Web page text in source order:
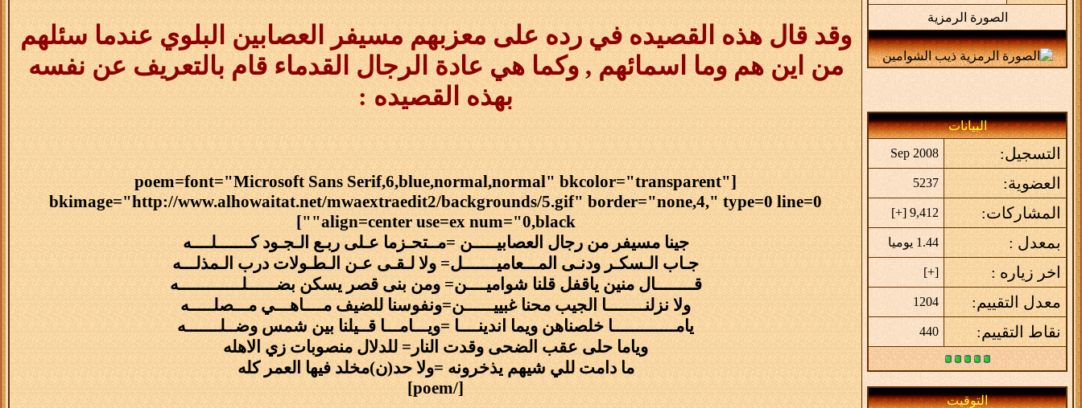
الصورة الرمزية
البيانات
التسجيل: Sep 2008
العضوية: 5237
المشاركات: 9,412 [
+
]
بمعدل : 1.44 يوميا
اخر زياره : [
+
]
معدل التقييم: 1204
نقاط التقييم: 440
التوقيت
وقد قال هذه القصيده في رده على معزبهم مسيفر العصابين البلوي عندما سئلهم
من اين هم وما اسمائهم , وكما هي عادة الرجال القدماء قام بالتعريف عن نفسه
بهذه القصيده :
[poem=font="Microsoft Sans Serif,6,blue,normal,normal" bkcolor="transparent"
bkimage="http://www.alhowaitat.net/mwaextraedit2/backgrounds/5.gif" border="none,4," type=0 line=0
align=center use=ex num="0,black""]
جينا مسيفر من رجال العصابيـــــن =مــتحـزما عـلى ربـع الـجـود كـــــــلــــه
جـاب الـسكـر ودنـى المـــعاميـــــــل= ولا لـقـى عـن الـطـولات درب الـمذلـــه
قــــــــال منين ياقفل قلنا شواميــــن= ومن بنى قصر يسكن بضــــــلـــــــــــــه
ولا نزلنــــــــا الجيب محنا غبييــــــن=ونفوسنا للضيف مــــاهـــي مـــصلـــــه
يامـــــــــــــا خلصناهن ويما اندينــــا =ويـــامـــا قــيلنا بين شمس وضــلـــــــه
وياما حلى عقب الضحى وقدت النار= للدلال منصوبات زي الاهله
ما دامت للي شيهم يذخرونه =ولا حد(ن)مخلد فيها العمر كله
[/poem]